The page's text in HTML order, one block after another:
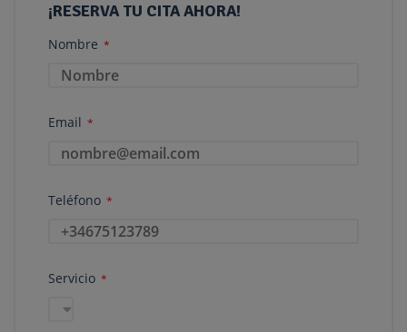
¡RESERVA TU CITA AHORA!
Nombre *
Email *
Teléfono *
Servicio *